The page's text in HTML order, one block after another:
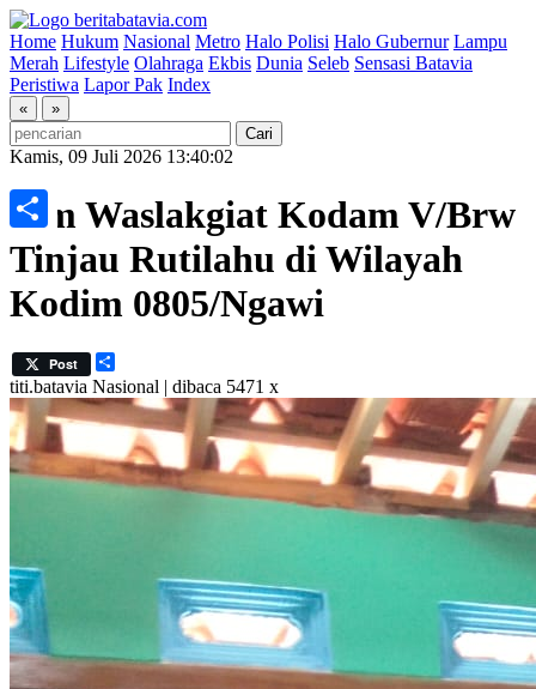
Home Hukum Nasional Metro Halo Polisi Halo Gubernur Lampu
Merah Lifestyle Olahraga Ekbis Dunia Seleb Sensasi Batavia
Peristiwa Lapor Pak Index
« »
Kamis, 09 Juli 2026 13:40:02
Tim Waslakgiat Kodam V/Brw
Tinjau Rutilahu di Wilayah
Kodim 0805/Ngawi
Post
titi.batavia Nasional | dibaca 5471 x
Share